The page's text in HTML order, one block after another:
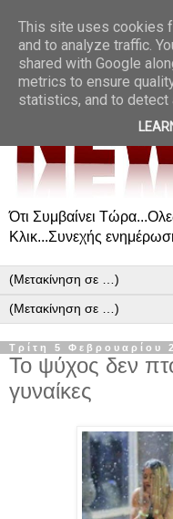
Ότι Συμβαίνει
Κλικ...Συνεχής
Τρίτη 5 Φεβρουαρίου
Το ψύχος δεν
γυναίκες
This site uses cookies
and to analyze traffic.
shared with Google
metrics to ensure
statistics, and to detect